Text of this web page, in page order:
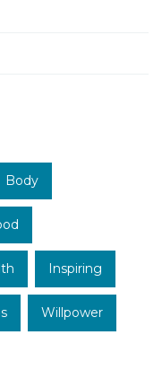
Body
Inspiring
Willpower